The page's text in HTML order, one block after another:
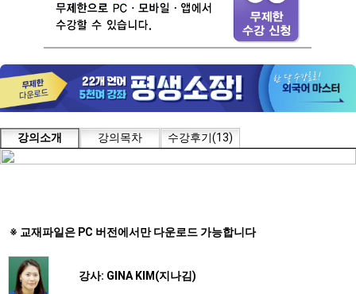
강의소개 강의목차 수강후기(13)
※ 교재파일은 PC 버전에서만 다운로드 가능합니다
강사: GINA KIM(지나김)